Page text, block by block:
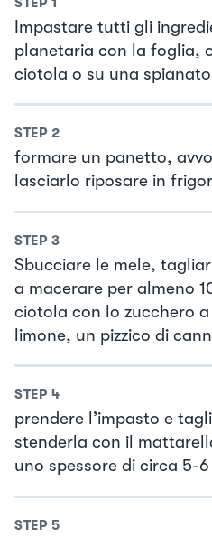
Impastare tutti gli
planetaria con la foglia,
ciotola o su una
STEP 2
formare un panetto,
lasciarlo riposare in
STEP 3
Sbucciare le mele,
a macerare per almeno
ciotola con lo zucchero
limone, un pizzico di
STEP 4
prendere l’impasto e
stenderla con il
uno spessore di circa 5-6
STEP 5